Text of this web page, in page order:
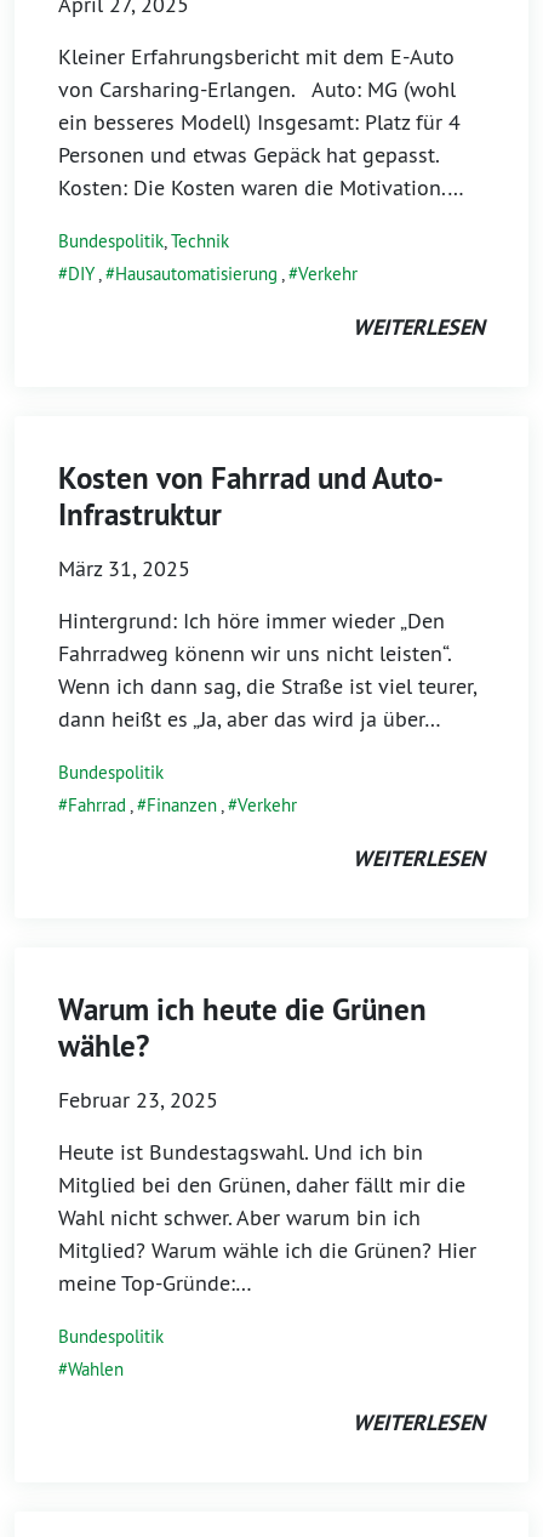
Kleiner Erfahrungsbericht mit dem E-Auto
von Carsharing-Erlangen. Auto: MG (wohl
ein besseres Modell) Insgesamt: Platz für 4
Personen und etwas Gepäck hat gepasst.
Kosten: Die Kosten waren die Motivation.…
Bundespolitik,Technik
DIY, Hausautomatisierung , Verkehr
WEITERLESEN
Kosten von Fahrrad und Auto-
Infrastruktur
März 31, 2025
Hintergrund: Ich höre immer wieder „Den
Fahrradweg könenn wir uns nicht leisten“.
Wenn ich dann sag, die Straße ist viel teurer,
dann heißt es „Ja, aber das wird ja über…
Bundespolitik
Fahrrad , Finanzen, Verkehr
WEITERLESEN
Warum ich heute die Grünen
wähle?
Februar 23, 2025
Heute ist Bundestagswahl. Und ich bin
Mitglied bei den Grünen, daher fällt mir die
Wahl nicht schwer. Aber warum bin ich
Mitglied? Warum wähle ich die Grünen? Hier
meine Top-Gründe:…
Bundespolitik
Wahlen
WEITERLESEN